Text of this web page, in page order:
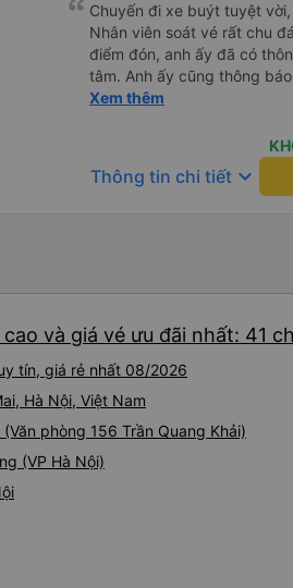
Chuyến đi xe buýt tuyệt
Nhân viên soát vé rất chu
điểm đón, anh ấy đã có
tâm. Anh ấy cũng thông
cuối cùng ở Sa Pa để hành
chỉ có 2 điểm cần phê
phải lỗi của công ty xe
vé tôi đặt qua Vexere - thời
thấy thoải mái (và tôi biết
lại đi qua đúng điểm dừng
muốn ngồi thêm một tiếng
có lý do gì chứ? Ngoài ra,
dụng bị sai nên mặc dù số
không như tôi mong đợi
giường tầng trên thay vì
nhưng nếu vậy thì trang
Xem thêm
Thông tin chi tiết keyboard_arrow_down
và giá vé ưu đãi nhất: 41
tín, giá rẻ nhất 08/2026
Hà Nội, Việt Nam
phòng 156 Trần Quang Khải)
(VP Hà Nội)